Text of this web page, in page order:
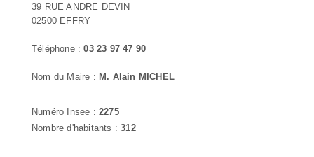
39 RUE ANDRE DEVIN
02500 EFFRY
Téléphone :03 23 97 47 90
Nom du Maire : M. Alain MICHEL
Numéro Insee : 2275
Nombre d'habitants :312